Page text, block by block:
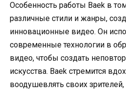
Особенность работы Baek в
различные стили и жанры,
инновационные видео. Он
современные технологии в
видео, чтобы создать
искусства. Baek стремится
воодушевлять своих